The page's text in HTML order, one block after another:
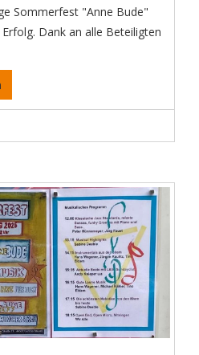
Sommerfest "Anne Bude"
Dank an alle Beteiligten